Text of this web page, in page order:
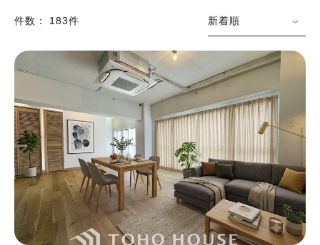
件数： 183件 新着順